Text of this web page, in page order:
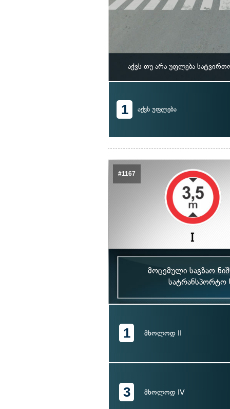
აქვს თუ არა უფლება
1 აქვს უფლება
#1167
მოცემული საგზაო
სატრანსპორტო
1 მხოლოდ II
3 მხოლოდ IV